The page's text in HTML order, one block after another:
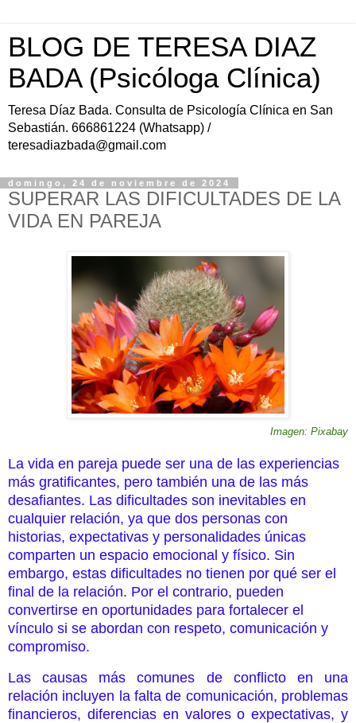
BLOG DE TERESA DIAZ
BADA (Psicóloga Clínica)
Teresa Díaz Bada. Consulta de Psicología Clínica en San
Sebastián. 666861224 (Whatsapp) /
teresadiazbada@gmail.com
domingo, 24 de noviembre de 2024
SUPERAR LAS DIFICULTADES DE LA
VIDA EN PAREJA
Imagen: Pixabay
La vida en pareja puede ser una de las experiencias
más gratificantes, pero también una de las más
desafiantes. Las dificultades son inevitables en
cualquier relación, ya que dos personas con
historias, expectativas y personalidades únicas
comparten un espacio emocional y físico. Sin
embargo, estas dificultades no tienen por qué ser el
final de la relación. Por el contrario, pueden
convertirse en oportunidades para fortalecer el
vínculo si se abordan con respeto, comunicación y
compromiso.
Las causas más comunes de conflicto en una
relación incluyen la falta de comunicación, problemas
financieros, diferencias en valores o expectativas, y